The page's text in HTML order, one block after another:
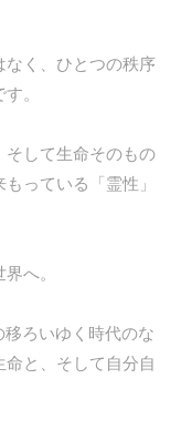
なく、ひとつの秩序
。
そして生命そのもの
っている「霊性」
へ。
ろいゆく時代のな
と、そして自分自